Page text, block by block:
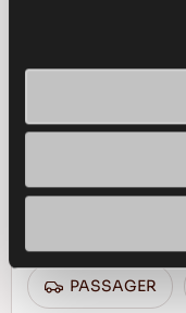
Le plaisir de
Conduite sûre
PASSAGER